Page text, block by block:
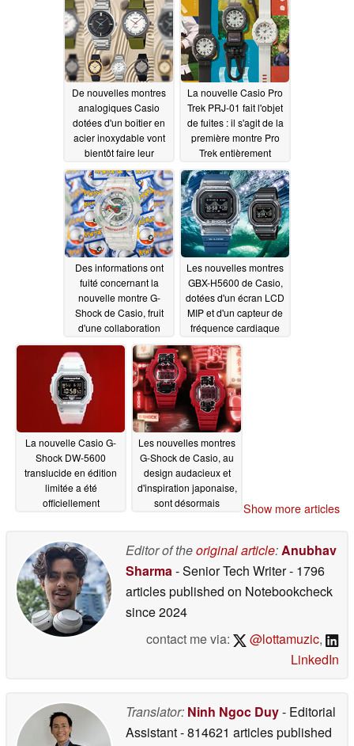
De nouvelles montres
analogiques Casio
dotées d'un boîtier en
acier inoxydable vont
bientôt faire leur
apparition06/24/2026
La nouvelle Casio Pro
Trek PRJ-01 fait l'objet
de fuites : il s'agit de la
première montre Pro
Trek entièrement
analogique dotée d'un
bracelet à mousqueton
06/22/2026
Des informations ont
fuité concernant la
nouvelle montre G-
Shock de Casio, fruit
d'une collaboration
avec Pokémon
06/20/2026
Les nouvelles montres
GBX-H5600 de Casio,
dotées d'un écran LCD
MIP et d'un capteur de
fréquence cardiaque
optique, font leur
apparition sur le
marché américain
06/18/2026
La nouvelle Casio G-
Shock DW-5600
translucide en édition
limitée a été
officiellement
Les nouvelles montres
G-Shock de Casio, au
design audacieux et
d'inspiration japonaise,
sont désormais
06/17/2026
Show more articles
Editor of theoriginal article:Anubhav
Sharma- Senior Tech Writer- 1796
articles published on Notebookcheck
since 2024
contact me via:
@lottamuzic,
LinkedIn
Translator: Ninh Ngoc Duy- Editorial
Assistant- 814621 articles published